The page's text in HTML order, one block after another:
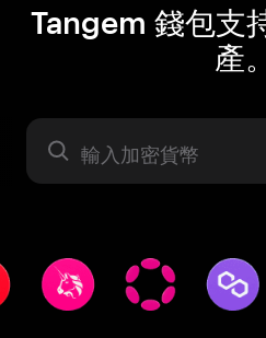
Tangem 錢包支
產。
資產